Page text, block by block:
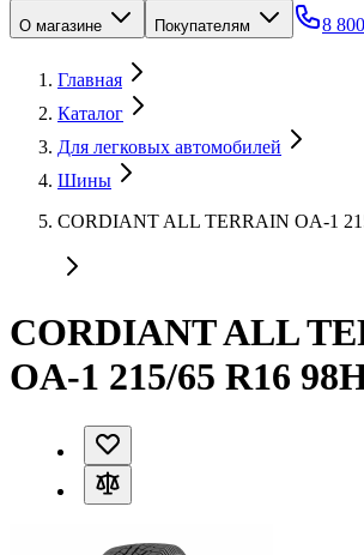
О магазине Покупателям 8
Главная
Каталог
Для легковых автомобилей
Шины
CORDIANT ALL TERRAIN OA-1
CORDIANT ALL
OA-1 215/65 R16